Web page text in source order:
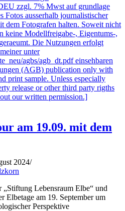
am 19.09. mit dem
2024
Lebensraum Elbe“ und
Elbetage am 19. September um
Perspektive